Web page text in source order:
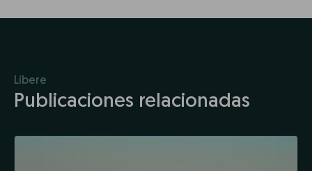
Líbere
Publicaciones relacionadas